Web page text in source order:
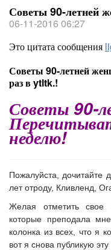
Советы 90-летней
06-11-2016 06:27
Это цитата сообщения
Советы 90-летней
раз в ytltk.!
Советы 90-
неделю!
Пожалуйста, дочитайте
лет отроду, Кливленд,
Желая отметить свое
которые преподала
колонка из всех, что я
вот я снова публикую эту